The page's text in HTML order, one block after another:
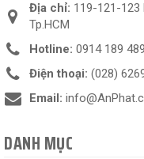
Địa chỉ: 119-121-123
Tp.HCM
Hotline: 0914 189 489
Điện thoại: (028)
Email:
DANH MỤC